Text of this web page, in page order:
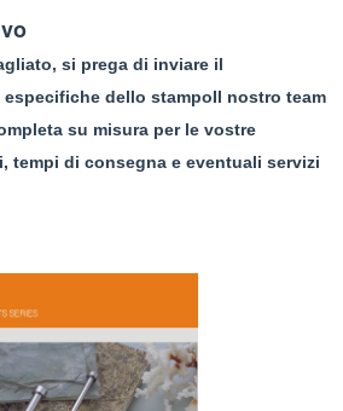
si prega di inviare il
especifiche dello stampoIl nostro team
su misura per le vostre
tempi di consegna e eventuali servizi